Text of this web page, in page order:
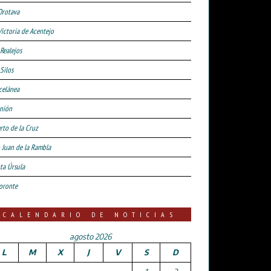
de Acentejo
de la Cruz
Juan de la Rambla
Úrsula
CALENDARIO DE NOTICIAS
agosto 2026
L
M X J V S
D